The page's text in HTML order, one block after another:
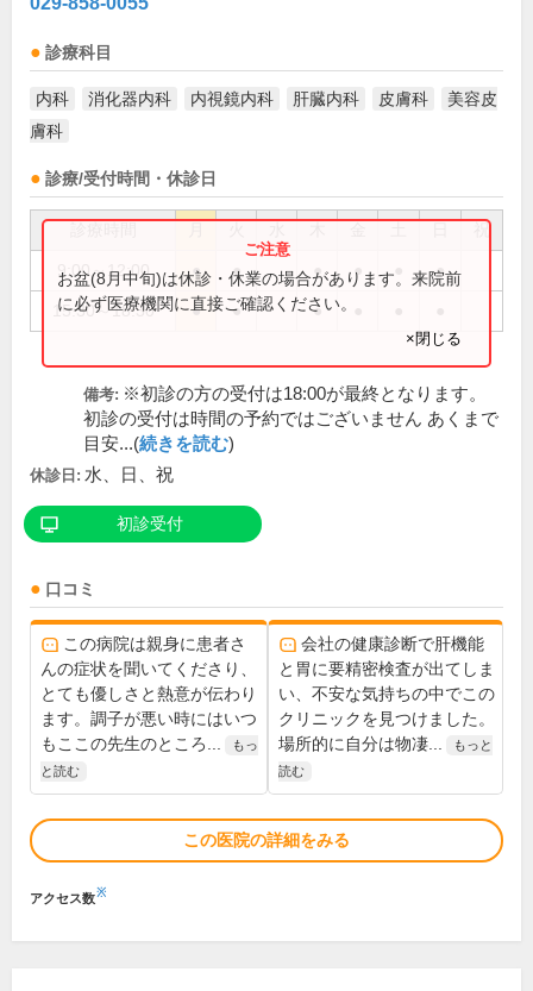
診療科目
内科 消化器内科 内視鏡内科 肝臓内科 皮膚科
美容皮
膚科
診療/受付時間・休診日
祝
9:00～12:00 ● ● ● ● ●
15:30～18:30 ● ● ●
お盆(8月中旬)は休診・休業の場合があります。来院前
に必ず医療機関に直接ご確認ください。
×閉じる
備考: ※初診の方の受付は18:00が最終となります。
初診の受付は時間の予約ではございません あくまで
目安...(続きを読む)
休診日: 水、日、祝
初診受付
口コミ
この病院は親身に患者さ
んの症状を聞いてくださり、
とても優しさと熱意が伝わり
ます。調子が悪い時にはいつ
もここの先生のところ...
もっ
と読む
会社の健康診断で肝機能
と胃に要精密検査が出てしま
い、不安な気持ちの中でこの
クリニックを見つけました。
場所的に自分は物凄...
もっと
読む
この医院の詳細をみる
アクセス数※